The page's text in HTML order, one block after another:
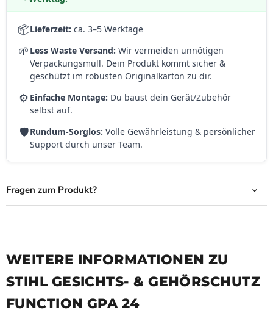
📦Lieferzeit: ca. 3–5 Werktage
🌱 Less Waste Versand: Wir vermeiden unnötigen
Verpackungsmüll. Dein Produkt kommt sicher &
geschützt im robusten Originalkarton zu dir.
⚙️ Einfache Montage: Du baust dein Gerät/Zubehör
selbst auf.
🛡️Rundum-Sorglos: Volle Gewährleistung & persönlicher
Support durch unser Team.
Fragen zum Produkt?
WEITERE INFORMATIONEN ZU
STIHL GESICHTS- & GEHÖRSCHUTZ
FUNCTION GPA 24